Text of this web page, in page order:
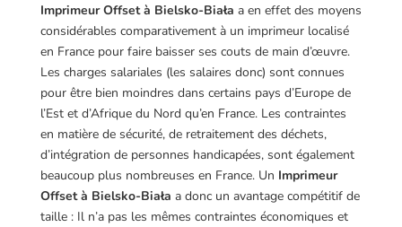
Imprimeur Offset à Bielsko-Biała a en effet des moyens
considérables comparativement à un imprimeur localisé
en France pour faire baisser ses couts de main d’œuvre.
Les charges salariales (les salaires donc) sont connues
pour être bien moindres dans certains pays d’Europe de
l’Est et d’Afrique du Nord qu’en France. Les contraintes
en matière de sécurité, de retraitement des déchets,
d’intégration de personnes handicapées, sont également
beaucoup plus nombreuses en France. Un Imprimeur
Offset à Bielsko-Biała a donc un avantage compétitif de
taille : Il n’a pas les mêmes contraintes économiques et